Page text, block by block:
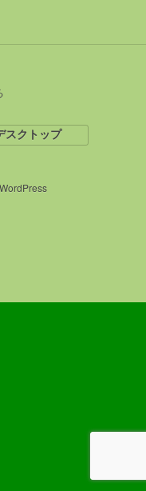
スクトップ